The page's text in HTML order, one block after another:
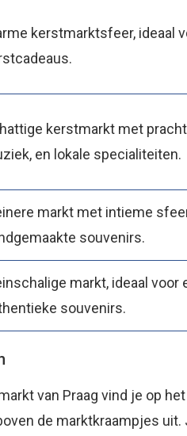
kerstmarktsfeer, ideaal
kerstmarkt met
en lokale specialiteiten.
markt met intieme
souvenirs.
markt, ideaal voor
souvenirs.
van Praag vind je op het
de marktkraampjes